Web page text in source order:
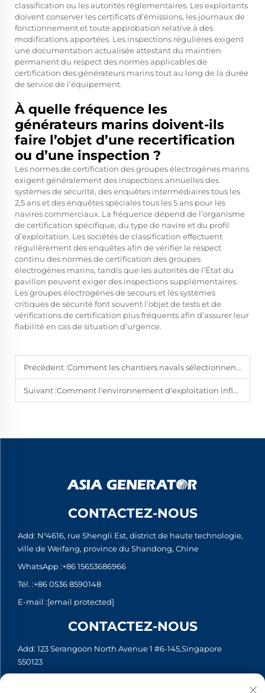
classification ou les autorités réglementaires. Les exploitants
doivent conserver les certificats d’émissions, les journaux de
fonctionnement et toute approbation relative à des
modifications apportées. Les inspections régulières exigent
une documentation actualisée attestant du maintien
permanent du respect des normes applicables de
certification des générateurs marins tout au long de la durée
de service de l’équipement.
À quelle fréquence les
générateurs marins doivent-ils
faire l’objet d’une recertification
ou d’une inspection ?
Les normes de certification des groupes électrogènes marins
exigent généralement des inspections annuelles des
systèmes de sécurité, des enquêtes intermédiaires tous les
2,5 ans et des enquêtes spéciales tous les 5 ans pour les
navires commerciaux. La fréquence dépend de l’organisme
de certification spécifique, du type de navire et du profil
d’exploitation. Les sociétés de classification effectuent
régulièrement des enquêtes afin de vérifier le respect
continu des normes de certification des groupes
électrogènes marins, tandis que les autorités de l’État du
pavillon peuvent exiger des inspections supplémentaires.
Les groupes électrogènes de secours et les systèmes
critiques de sécurité font souvent l’objet de tests et de
vérifications de certification plus fréquents afin d’assurer leur
fiabilité en cas de situation d’urgence.
Précédent :Comment les chantiers navals sélectionnent-ils les groupes électrogènes marins pour les navires commerciaux ?
Suivant :Comment l'environnement d'exploitation influence-t-il les choix de conception des groupes électrogènes marins ?
CONTACTEZ-NOUS
Add: N°4616, rue Shengli Est, district de haute technologie,
ville de Weifang, province du Shandong, Chine
WhatsApp :+86 15653686966
Tél. :+86 0536 8590148
E-mail :[email protected]
CONTACTEZ-NOUS
Add: 123 Serangoon North Avenue 1 #6-145,Singapore
550123